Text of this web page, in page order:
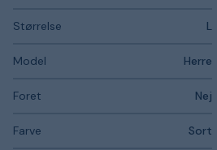
Størrelse L
Model Herre
Foret Nej
Farve Sort